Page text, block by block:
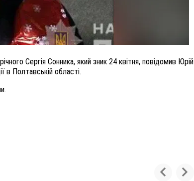
Сергія Сонника, який зник 24 квітня, повідомив Юрій
в Полтавській області.